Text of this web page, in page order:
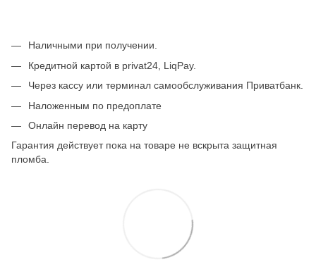
Наличными при получении.
Кредитной картой в privat24, LiqPay.
Через кассу или терминал самообслуживания Приватбанк.
Наложенным по предоплате
Онлайн перевод на карту
Гарантия действует пока на товаре не вскрыта защитная
пломба.